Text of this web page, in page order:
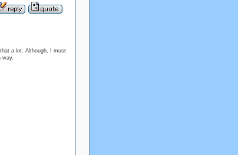
a lot. Although, I must
way.